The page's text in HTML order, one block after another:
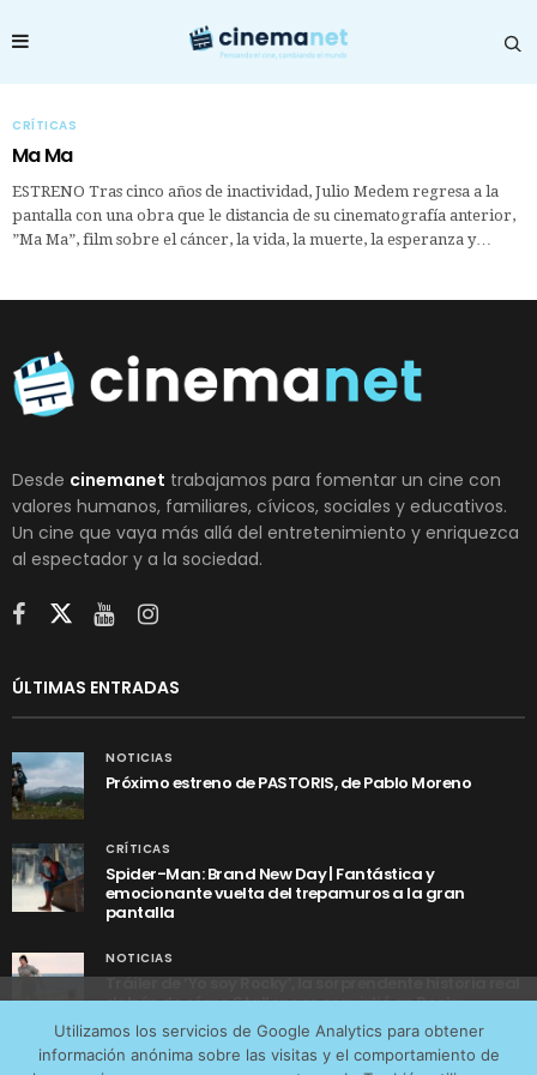
CRÍTICAS
Ma Ma
ESTRENO Tras cinco años de inactividad, Julio Medem regresa a la
pantalla con una obra que le distancia de su cinematografía anterior,
”Ma Ma”, film sobre el cáncer, la vida, la muerte, la esperanza y…
Desde cinemanet trabajamos para fomentar un cine con
valores humanos, familiares, cívicos, sociales y educativos.
Un cine que vaya más allá del entretenimiento y enriquezca
al espectador y a la sociedad.
ÚLTIMAS ENTRADAS
NOTICIAS
Próximo estreno de PASTORIS, de Pablo Moreno
CRÍTICAS
Spider-Man: Brand New Day | Fantástica y
emocionante vuelta del trepamuros a la gran
pantalla
NOTICIAS
Tráiler de ‘Yo soy Rocky’, la sorprendente historia real
detrás de cómo Stallone se convirtió en Rocky
Utilizamos los servicios de Google Analytics para obtener
información anónima sobre las visitas y el comportamiento de
tráfico web que recibimos y conocer los servicios que